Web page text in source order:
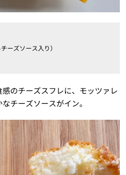
ーズソース入り）
のチーズスフレに、モッツァレ
チーズソースがイン。